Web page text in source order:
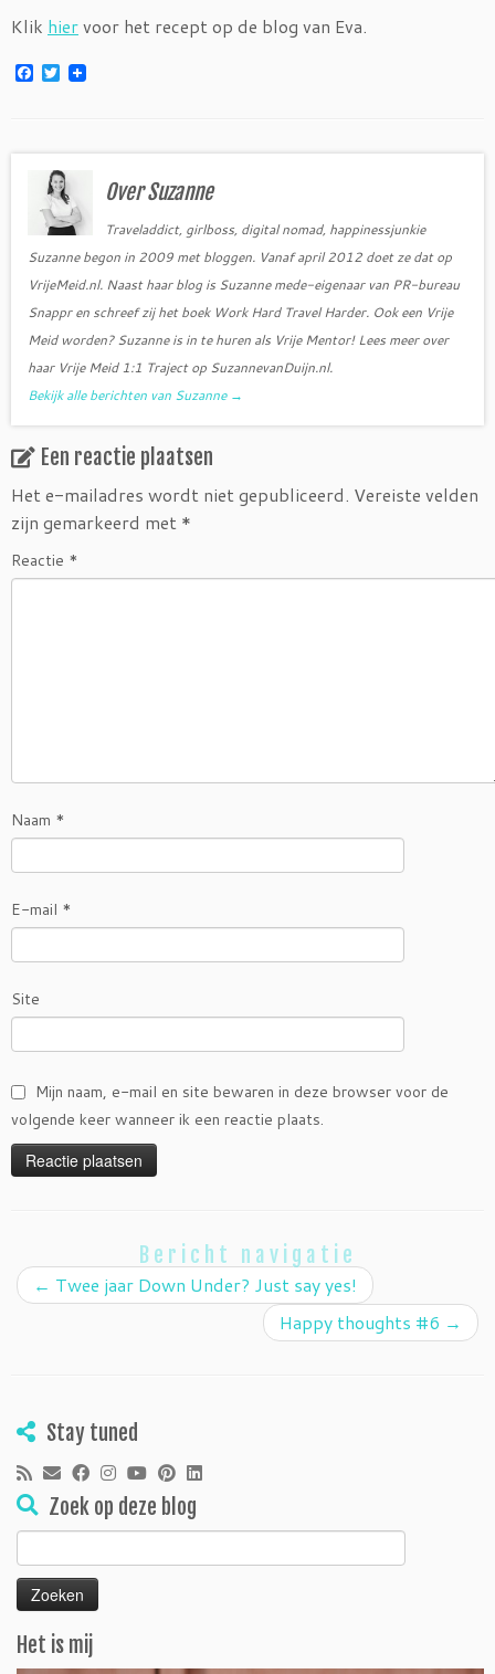
Klik hiervoor het recept op de blog van Eva.
F
o
T
w
e
r
Over Suzanne
Traveladdict, girlboss, digital nomad, happinessjunkie
Suzanne begon in 2009 met bloggen. Vanaf april 2012 doet ze dat op
VrijeMeid.nl. Naast haar blog is Suzanne mede-eigenaar van PR-bureau
Snappr en schreef zij het boek Work Hard Travel Harder. Ook een Vrije
Meid worden? Suzanne is in te huren als Vrije Mentor! Lees meer over
haar Vrije Meid 1:1 Traject op SuzannevanDuijn.nl.
Bekijk alle berichten van Suzanne →
Een reactie plaatsen
Het e-mailadres wordt niet gepubliceerd. Vereiste velden
zijn gemarkeerd met *
Reactie *
Naam *
E-mail *
Site
Mijn naam, e-mail en site bewaren in deze browser voor de
volgende keer wanneer ik een reactie plaats.
Bericht navigatie
← Twee jaar Down Under? Just say yes!
Happy thoughts #6 →
Stay tuned
Zoek op deze blog
Zoeken
naar:
Het is mij